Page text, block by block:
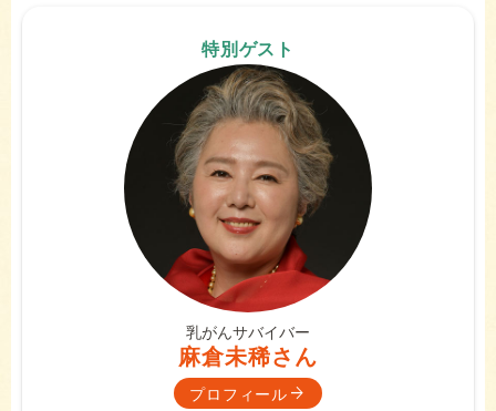
特別ゲスト
乳がんサバイバー
麻倉未稀さん
プロフィール